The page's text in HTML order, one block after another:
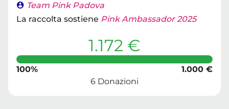
Team Pink Padova
La raccolta sostiene Pink Ambassador 2025
1.172 €
100%
1.000 €
6 Donazioni